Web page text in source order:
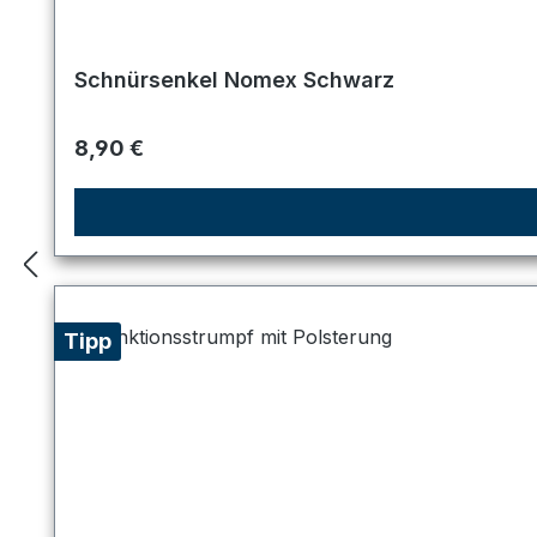
Schnürsenkel Nomex Schwarz
Regulärer Preis:
8,90 €
Tipp